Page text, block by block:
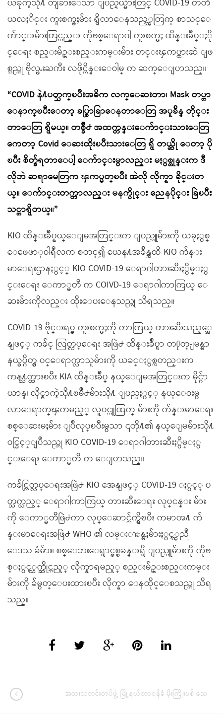
ယခုကဲ့သို႔ တျခားေသာ ျပည္နယ္မ်ားတြင္ COVID-19 တတိ
ယလႈိင္း ကူးစက္မႈမ်ား ရွိလာေနသည့္အတြက္ စာသင္ေ
က်ာင္းမ်ားတြင္လည္း ကိုဗစ္ေရာဂါ ကူးစက္မႈ ထိန္းခ်ဳပ္ႏို
င္ေရး စည္းမ်ဥ္းစည္းကမ္းမ်ား တင္းၾကပ္ထားဆဲ ျဖ
စ္သည္ဟု ဗိုလ္မႉးႀကီး လဖိုင္ဟိန္းေဝါမ္ က ဆက္ေျပာသည္။
“COVID နဲ႔ပတ္သက္ၿပီးအဓိက လက္ေဆးတာ၊ Mask တပ္တာ
ေနာက္ၿပီးေတာ့ ခပ္ခြာခြာေနတာေတြ အပူခ်ိန္ တိုင္း
တာေတြ ရွိမယ္။ တစ္ခ်ိဳ႕ အထက္တန္းေက်ာင္းသားေတြ
ကေတာ့ Covid ေဆးထိုးၿပီးသားေတြ ရွိ တယ္ဆို ေတာ့ ပို
ၿပီး စိတ္ခ်ရတာေပါ့ ေက်ာင္းမွာလည္း မႏွစ္တုန္းက ဒီ
လိုဘဲ ဆရာမေတြက ၾကပ္မတ္ၿပီး အဲလို လိုက္နာ ခိုင္းတ
ယ္။ ေက်ာင္းတက္တာလည္း မနက္ပိုင္း ညေနပိုင္း ခြဲၿပီး
သင္တာရွိတယ္။”
KIO ထိန္းခ်ဳပ္နယ္ေျမအတြင္းက ျပည္သူမ်ားကို ယခုႏွစ္
ေဖေဖာ္ဝါရီလက စတင္၍ ယေန႔အခ်ိန္အထိ KIO က်န္း
မာေရးဌာနႏွင့္ KIO COVID-19 ေရာဂါတားဆီးႏွိမ္ႏွ
င္းေရး ေကာ္မတီ က COIVD-19 ေရာဂါကာကြယ္ ေ
ဆးမ်ားကိုလည္း ထိုးေပးေနသည္ဟု သိရသည္။
COVID-19 ဗိုင္းရပ္စ္ ကူးစက္မႈကို ကာကြယ္ တားဆီးသည့္အေ
နျဖင့္ ကခ်င္ လြတ္လပ္ေရး အဖြဲ႕ ထိန္းခ်ဳပ္ရာ တ႐ုတ္-ျမန္မာ
နယ္စပ္ဂိတ္မွ ဝင္ေရာက္လာသူမ်ားကို ယခင္ႏွစ္ကတည္းက
ကန႔္သတ္ထားၿပီး KIA ထိန္းခ်ဳပ္ နယ္ေျမအတြင္းက မိုင္ဂ်ာ
ယာန္၊ လိုင္ဇာကဲ့သို႔ၿမိဳ႕မ်ားသို႔ ျပည္ပႏွင့္ နယ္ေဝးမွ
လာေရာက္ၾကမည့္ လူဝင္လူထြက္ မ်ားကို က်န္းမာေရး
စစ္ေဆးမႈမ်ား ျပဳလုပ္ၿပီးမွသာ ၎တို႔၏ နယ္ေျမမ်ားသို႔
ဝင္ခြင့္ျပဳသည္ဟု KIO COVID-19 ေရာဂါတားဆီးႏွိမ္ႏွ
င္းေရး ေကာ္မတီ က ေျပာသည္။
ကခ်င္လြတ္လပ္ေရးအဖြဲ႕ KIO အေနျဖင့္ COVID-19 ႏွင့္ ပ
တ္သက္သည့္ ေရာဂါကာကြယ္ တားဆီးေရး လုပ္ငန္း မ်ား
ကို ေကာ္မတီဖြဲ႕ကာ လုပ္ေဆာင္လ်က္ရွိၿပီး ကမာၻ႔ က်
န္းမာေရးအဖြဲ႕ WHO ၏ လမ္းၫႊန္မႈမ်ားႏွင့္အညီ
ေဒသ ခံမ်ား၊ စစ္ေဘးေရွာင္စစ္စခန္းရွိ ျပည္သူမ်ားကို ကိုဗ
စ္ႏွင့္သက္ဆိုင္သည့္ လိုက္နာရမည့္ စည္းမ်ဥ္းစည္းကမ္း
မ်ားကို ခ်မွတ္ေပးထားၿပီး လိုက္နာ ေနထိုင္ေစသည္ဟု သိရ
သည္။
အထူးသတင်းတပ်ဖွဲ့ မြို့နယ်တာဝန်ခံ မိုးကြိုးပစ် သေ